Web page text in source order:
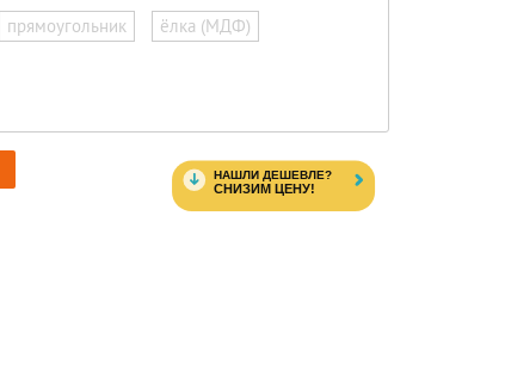
прямоугольник ёлка (МДФ)